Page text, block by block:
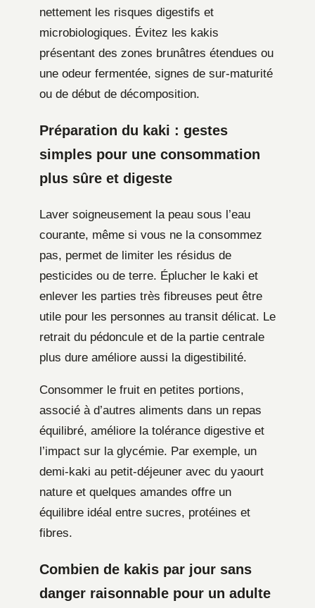
nettement les risques digestifs et
microbiologiques. Évitez les kakis
présentant des zones brunâtres étendues ou
une odeur fermentée, signes de sur-maturité
ou de début de décomposition.
Préparation du kaki : gestes
simples pour une consommation
plus sûre et digeste
Laver soigneusement la peau sous l’eau
courante, même si vous ne la consommez
pas, permet de limiter les résidus de
pesticides ou de terre. Éplucher le kaki et
enlever les parties très fibreuses peut être
utile pour les personnes au transit délicat. Le
retrait du pédoncule et de la partie centrale
plus dure améliore aussi la digestibilité.
Consommer le fruit en petites portions,
associé à d’autres aliments dans un repas
équilibré, améliore la tolérance digestive et
l’impact sur la glycémie. Par exemple, un
demi-kaki au petit-déjeuner avec du yaourt
nature et quelques amandes offre un
équilibre idéal entre sucres, protéines et
fibres.
Combien de kakis par jour sans
danger raisonnable pour un adulte